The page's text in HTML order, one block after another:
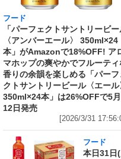
フード
「パーフェクトサントリービ
〈アンバーエール〉 350ml×24
本」がAmazonで18%OFF! ア
マホップの爽やかでフルーティ
香りの余韻を楽しめる「パーフ
クトサントリービール〈エール
350ml×24本」は26%OFFで5月
12日発売
[2026/3/31
フード
本日31日